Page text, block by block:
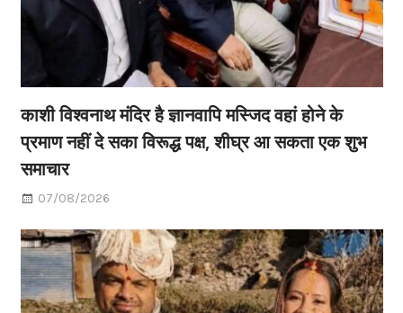
काशी विश्वनाथ मंदिर है ज्ञानवापि मस्जिद वहां होने के
प्रमाण नहीं दे सका विरूद्ध पक्ष, शीघ्र आ सकता एक शुभ
समाचार
07/08/2026